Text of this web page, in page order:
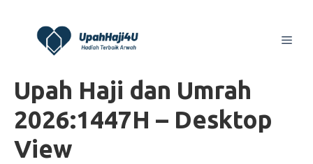
content
Upah Haji dan Umrah
2026:1447H – Desktop
View